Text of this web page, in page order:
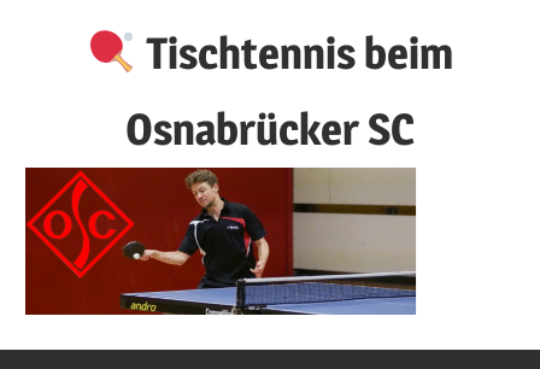
Tischtennis beim
Osnabrücker SC